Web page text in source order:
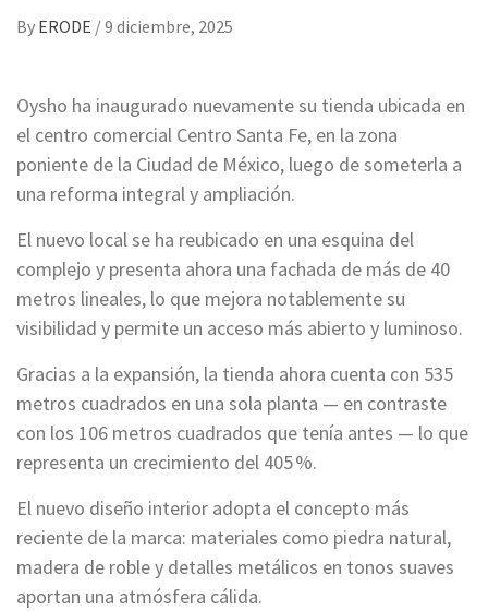
By ERODE /9 diciembre, 2025
Oysho ha inaugurado nuevamente su tienda ubicada en
el centro comercial Centro Santa Fe, en la zona
poniente de la Ciudad de México, luego de someterla a
una reforma integral y ampliación.
El nuevo local se ha reubicado en una esquina del
complejo y presenta ahora una fachada de más de 40
metros lineales, lo que mejora notablemente su
visibilidad y permite un acceso más abierto y luminoso.
Gracias a la expansión, la tienda ahora cuenta con 535
metros cuadrados en una sola planta — en contraste
con los 106 metros cuadrados que tenía antes — lo que
representa un crecimiento del 405 %.
El nuevo diseño interior adopta el concepto más
reciente de la marca: materiales como piedra natural,
madera de roble y detalles metálicos en tonos suaves
aportan una atmósfera cálida.